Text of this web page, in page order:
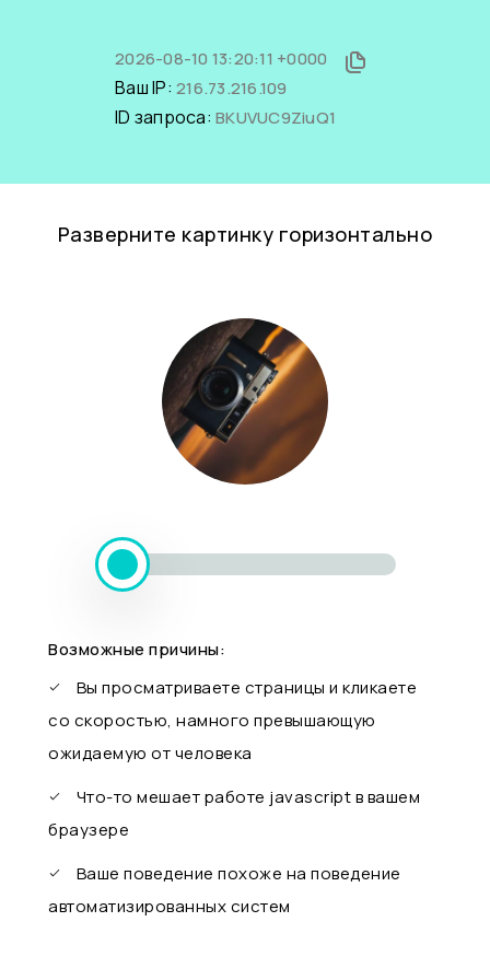
2026-08-10 13:20:11 +0000
Ваш IP: 216.73.216.109
ID запроса: BKUVUC9ZiuQ1
Разверните картинку горизонтально
Возможные причины:
Вы просматриваете страницы и кликаете
со скоростью, намного превышающую
ожидаемую от человека
Что-то мешает работе javascript в вашем
браузере
Ваше поведение похоже на поведение
автоматизированных систем